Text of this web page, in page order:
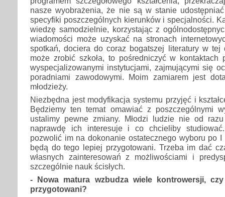
nasze wyobrażenia, że nie są w stanie
specyfiki poszczególnych kierunków i specjalności.
wiedzę samodzielnie, korzystając z
wiadomości może uzyskać na stronach
spotkań, dociera do coraz bogatszej literatury w tej
może zrobić szkoła, to pośredniczyć w kontaktach
wyspecjalizowanymi instytucjami, zajmującymi się
poradniami zawodowymi. Moim zamiarem jest
młodzieży.
Niezbędna jest modyfikacja systemu przyjęć i
Będziemy ten temat omawiać z poszczególnymi
ustalimy pewne zmiany. Młodzi ludzie nie od
naprawdę ich interesuje i co chcieliby
pozwolić im na dokonanie ostatecznego wyboru po
będą do tego lepiej przygotowani. Trzeba im dać
własnych zainteresowań z możliwościami i
szczególnie nauk ścisłych.
- Nowa matura wzbudza wiele kontrowersji,
przygotowani?